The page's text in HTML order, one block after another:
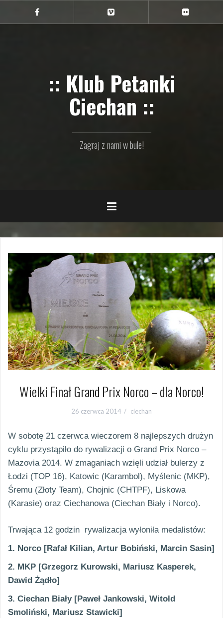
treści
Ciechan
na
na
na
:: Klub Petanki
Ciechan ::
Zagraj z nami w bule!
Wielki Finał Grand Prix Norco – dla Norco!
26 czerwca 2014 ciechan
W sobotę 21 czerwca wieczorem 8 najlepszych drużyn
cyklu przystąpiło do rywalizacji o Grand Prix Norco –
Mazovia 2014. W zmaganiach wzięli udział bulerzy z
Łodzi (TOP 16), Katowic (Karambol), Myślenic (MKP),
Śremu (Złoty Team), Chojnic (CHTPF), Liskowa
(Karasie) oraz Ciechanowa (Ciechan Biały i Norco).
Trwająca 12 godzin rywalizacja wyłoniła medalistów:
1. Norco [Rafał Kilian, Artur Bobiński, Marcin Sasin]
2. MKP [Grzegorz Kurowski, Mariusz Kasperek,
Dawid Żądło]
3. Ciechan Biały [Paweł Jankowski, Witold
Smoliński, Mariusz Stawicki]